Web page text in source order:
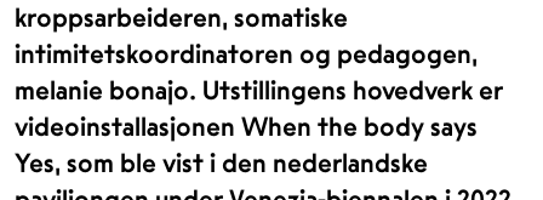
kroppsarbeideren, somatiske
intimitetskoordinatoren og pedagogen,
melanie bonajo. Utstillingens hovedverk er
videoinstallasjonen When the body says
Yes, som ble vist i den nederlandske